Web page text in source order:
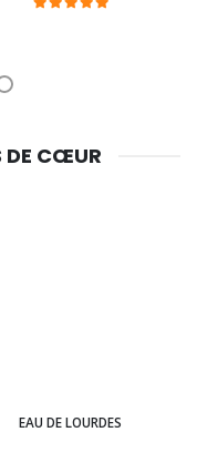
DE CŒUR
EAU DE LOURDES